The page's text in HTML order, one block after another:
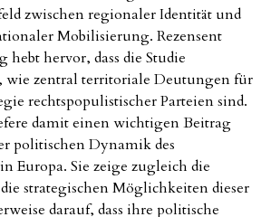
zwischen regionaler Identität und
Mobilisierung. Rezensent
hebt hervor, dass die Studie
wie zentral territoriale Deutungen für
rechtspopulistischer Parteien sind.
damit einen wichtigen Beitrag
politischen Dynamik des
Europa. Sie zeige zugleich die
strategischen Möglichkeiten dieser
darauf, dass ihre politische